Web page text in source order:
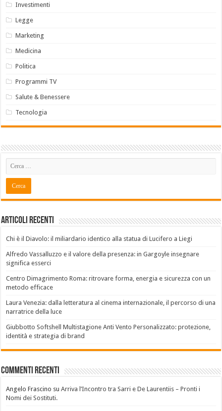
Investimenti
Legge
Marketing
Medicina
Politica
Programmi TV
Salute & Benessere
Tecnologia
Articoli recenti
Chi è il Diavolo: il miliardario identico alla statua di Lucifero a Liegi
Alfredo Vassalluzzo e il valore della presenza: in Gargoyle insegnare
significa esserci
Centro Dimagrimento Roma: ritrovare forma, energia e sicurezza con un
metodo efficace
Laura Venezia: dalla letteratura al cinema internazionale, il percorso di una
narratrice della luce
Giubbotto Softshell Multistagione Anti Vento Personalizzato: protezione,
identità e strategia di brand
Commenti recenti
Angelo Frascino suArriva l’Incontro tra Sarri e De Laurentiis – Pronti i
Nomi dei Sostituti.